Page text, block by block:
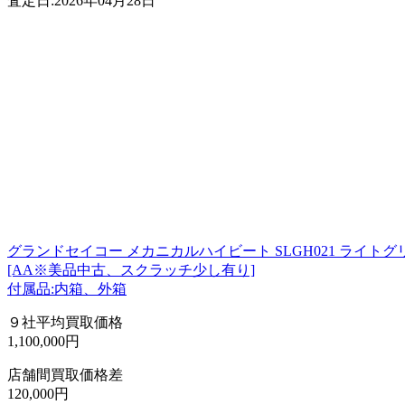
グランドセイコー メカニカルハイビート SLGH021 ライトグ
[AA※美品中古、スクラッチ少し有り]
付属品:内箱、外箱
９社平均買取価格
1,100,000円
店舗間買取価格差
120,000円